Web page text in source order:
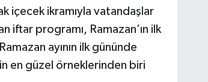
içecek ikramıyla vatandaşlar
iftar programı, Ramazan’ın ilk
ayının ilk gününde
en güzel örneklerinden biri